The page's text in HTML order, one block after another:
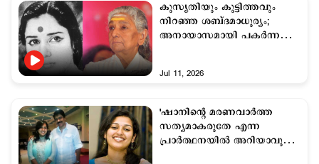
കുസൃതിയും കുട്ടിത്തവും
നിറഞ്ഞ ശബ്ദമാധുര്യം;
അനായാസമായി പകര്‍ന്ന
Jul 11, 2026
'ഷാനിന്‍റെ മരണവാർത്ത
സത്യമാകരുതേ എന്ന
പ്രാർത്ഥനയിൽ അറിയാവുന്ന